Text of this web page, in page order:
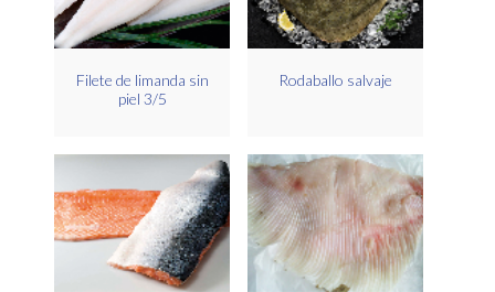
Filete de limanda sin
piel 3/5
Rodaballo salvaje